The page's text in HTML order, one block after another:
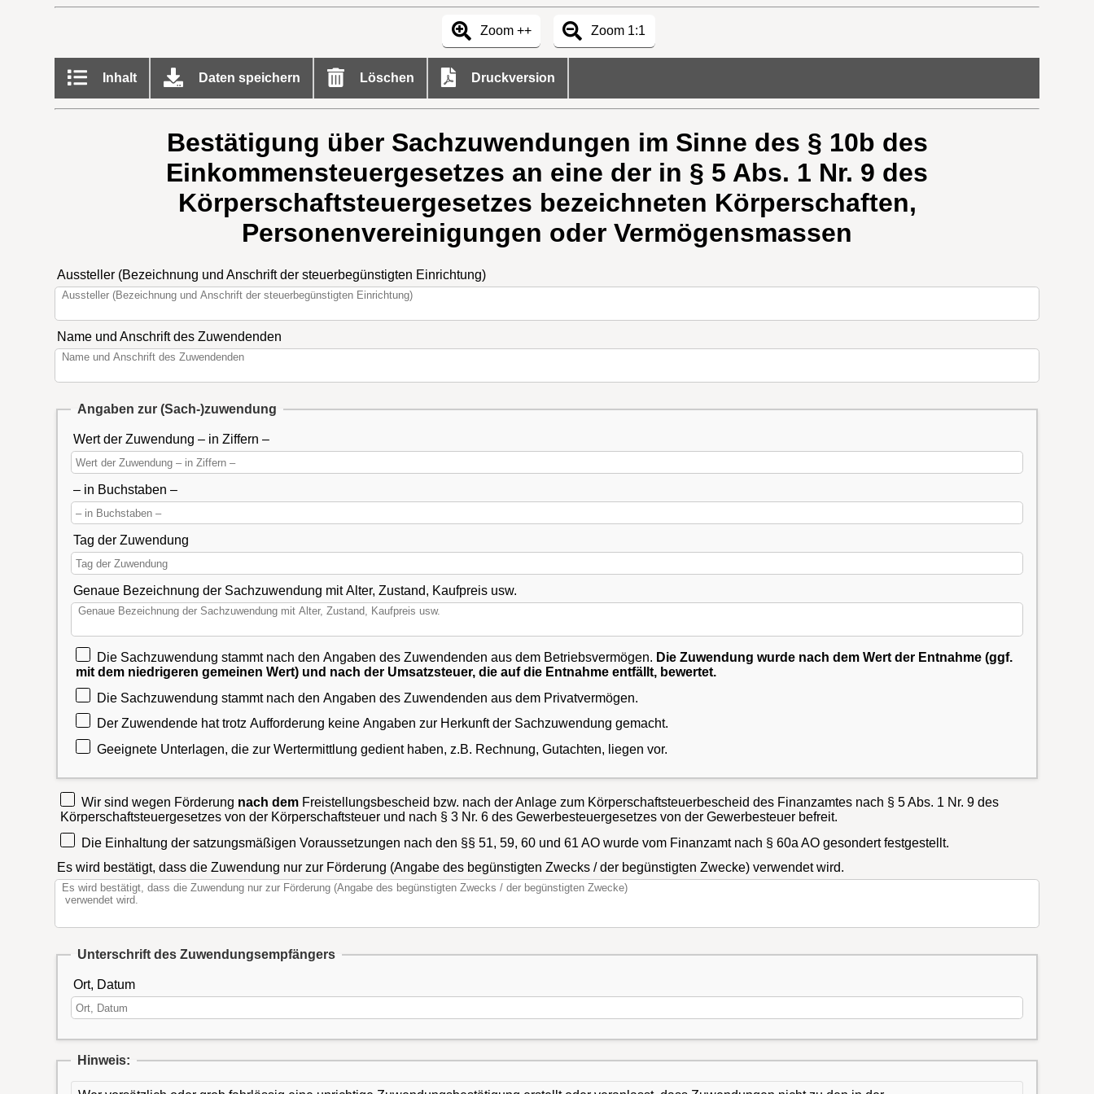
Zoom ++ Zoom 1:1
Inhalt Daten speichern Löschen Druckversion
Bestätigung über Sachzuwendungen im Sinne des § 10b des
Einkommensteuergesetzes an eine der in § 5 Abs. 1 Nr. 9 des
Körperschaftsteuergesetzes bezeichneten Körperschaften,
Personenvereinigungen oder Vermögensmassen
Aussteller (Bezeichnung und Anschrift der steuerbegünstigten Einrichtung)
Name und Anschrift des Zuwendenden
Angaben zur (Sach-)zuwendung
Wert der Zuwendung – in Ziffern –
– in Buchstaben –
Tag der Zuwendung
Genaue Bezeichnung der Sachzuwendung mit Alter, Zustand, Kaufpreis usw.
Die Sachzuwendung stammt nach den Angaben des Zuwendenden aus dem Betriebsvermögen. Die Zuwendung wurde nach dem Wert der Entnahme (ggf.
mit dem niedrigeren gemeinen Wert) und nach der Umsatzsteuer, die auf die Entnahme entfällt, bewertet.
Die Sachzuwendung stammt nach den Angaben des Zuwendenden aus dem Privatvermögen.
Der Zuwendende hat trotz Aufforderung keine Angaben zur Herkunft der Sachzuwendung gemacht.
Geeignete Unterlagen, die zur Wertermittlung gedient haben, z.B. Rechnung, Gutachten, liegen vor.
Wir sind wegen Förderung nach demFreistellungsbescheid bzw. nach der Anlage zum Körperschaftsteuerbescheid des Finanzamtes nach § 5 Abs. 1 Nr. 9 des
Körperschaftsteuergesetzes von der Körperschaftsteuer und nach § 3 Nr. 6 des Gewerbesteuergesetzes von der Gewerbesteuer befreit.
Die Einhaltung der satzungsmäßigen Voraussetzungen nach den §§ 51, 59, 60 und 61 AO wurde vom Finanzamt nach § 60a AO gesondert festgestellt.
Es wird bestätigt, dass die Zuwendung nur zur Förderung (Angabe des begünstigten Zwecks / der begünstigten Zwecke) verwendet wird.
Unterschrift des Zuwendungsempfängers
Ort, Datum
Hinweis: